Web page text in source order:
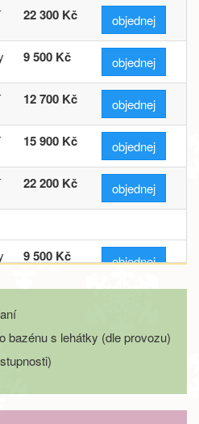
22 300 Kč objednej
9 500 Kč objednej
12 700 Kč objednej
15 900 Kč objednej
22 200 Kč objednej
9 500 Kč objednej
15 900 Kč objednej
bazénu s lehátky (dle provozu)